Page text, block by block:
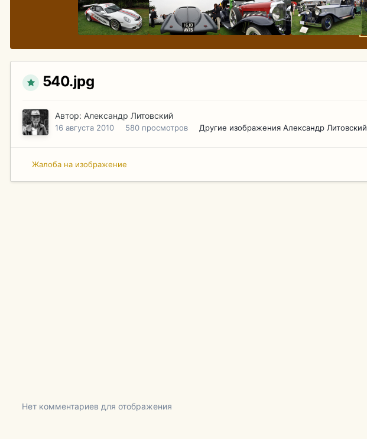
540.jpg
Автор: Александр Литовский
16 августа 2010 580 просмотров Другие изображения Александр Литовский
Жалоба на изображение
Нет комментариев для отображения